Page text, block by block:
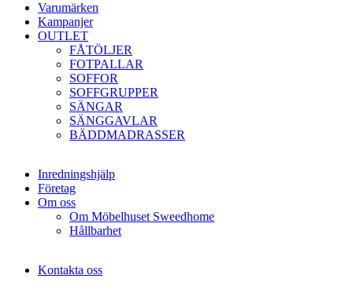
Varumärken
Kampanjer
OUTLET
FÅTÖLJER
FOTPALLAR
SOFFOR
SOFFGRUPPER
SÄNGAR
SÄNGGAVLAR
BÄDDMADRASSER
Inredningshjälp
Företag
Om oss
Om Möbelhuset Sweedhome
Hållbarhet
Kontakta oss